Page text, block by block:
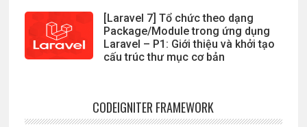
[Laravel 7] Tổ chức theo dạng
Package/Module trong ứng dụng
Laravel – P1: Giới thiệu và khởi tạo
cấu trúc thư mục cơ bản
CODEIGNITER FRAMEWORK